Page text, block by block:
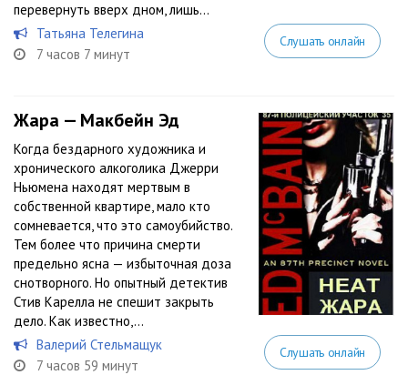
перевернуть вверх дном, лишь...
Татьяна Телегина
7 часов 7 минут
Слушать онлайн
Жара — Макбейн Эд
Когда бездарного художника и
хронического алкоголика Джерри
Ньюмена находят мертвым в
собственной квартире, мало кто
сомневается, что это самоубийство.
Тем более что причина смерти
предельно ясна — избыточная доза
снотворного. Но опытный детектив
Стив Карелла не спешит закрыть
дело. Как известно,...
Валерий Стельмащук
7 часов 59 минут
Слушать онлайн